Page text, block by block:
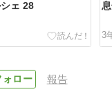
ェ 28
3
報告